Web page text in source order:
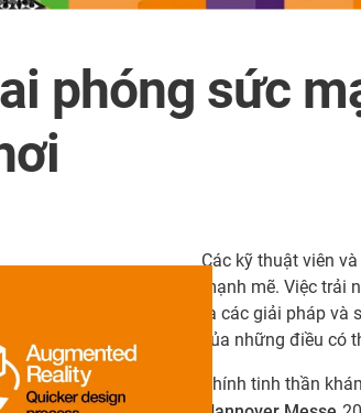
phóng sức
Các kỹ thuật viên
mạnh mẽ. Việc
ra các giải pháp
của những điều có
Chính tinh thần